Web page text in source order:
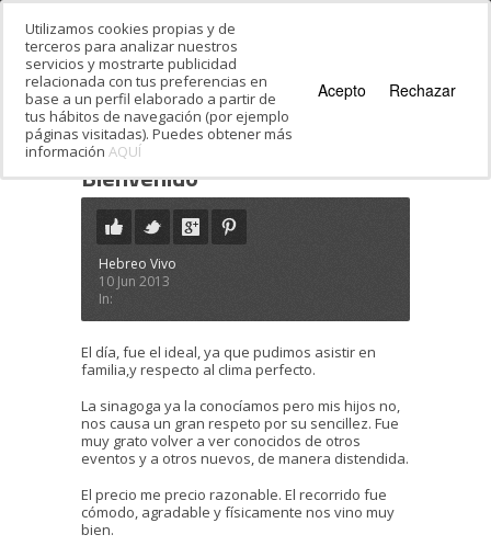
Estás en:
Bienvenido
Hebreo Vivo
10 Jun 2013
In:
El día, fue el ideal, ya que pudimos asistir en
familia,y respecto al clima perfecto.
La sinagoga ya la conocíamos pero mis hijos no,
nos causa un gran respeto por su sencillez. Fue
muy grato volver a ver conocidos de otros
eventos y a otros nuevos, de manera distendida.
El precio me precio razonable. El recorrido fue
cómodo, agradable y físicamente nos vino muy
bien.
Utilizamos cookies propias y de
terceros para analizar nuestros
servicios y mostrarte publicidad
relacionada con tus preferencias en
base a un perfil elaborado a partir de
tus hábitos de navegación (por ejemplo
páginas visitadas). Puedes obtener más
información AQUÍ
Acepto Rechazar